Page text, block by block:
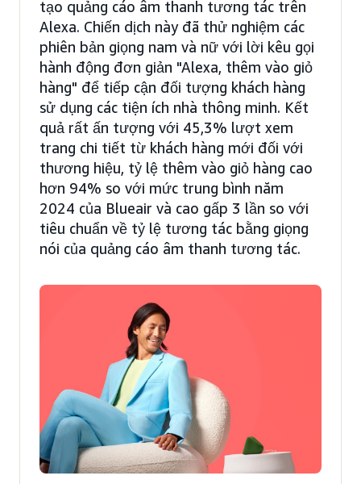
tạo quảng cáo âm thanh tương tác trên
Alexa. Chiến dịch này đã thử nghiệm các
phiên bản giọng nam và nữ với lời kêu gọi
hành động đơn giản "Alexa, thêm vào giỏ
hàng" để tiếp cận đối tượng khách hàng
sử dụng các tiện ích nhà thông minh. Kết
quả rất ấn tượng với 45,3% lượt xem
trang chi tiết từ khách hàng mới đối với
thương hiệu, tỷ lệ thêm vào giỏ hàng cao
hơn 94% so với mức trung bình năm
2024 của Blueair và cao gấp 3 lần so với
tiêu chuẩn về tỷ lệ tương tác bằng giọng
nói của quảng cáo âm thanh tương tác.